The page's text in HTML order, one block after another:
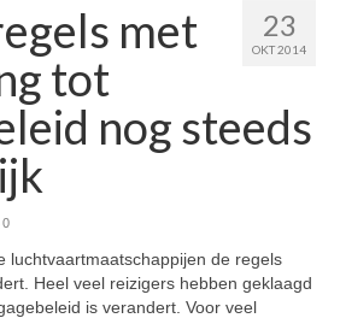
23
OKT 2014
met
tot
nog steeds
0
luchtvaartmaatschappijen de regels
Heel veel reizigers hebben geklaagd
is verandert. Voor veel